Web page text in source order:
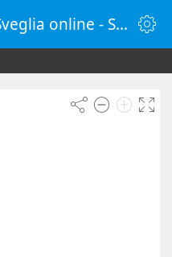
Sveglia alle 11:24 - Sveglia online - SvegliaOnline.it